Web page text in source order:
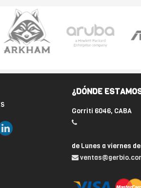
¿DÓNDE
Gorriti 6046, CABA
de Lunes a viernes